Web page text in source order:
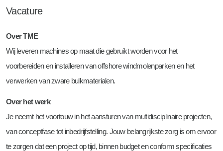
Montage Coördinator
Document Controller
Product Manager TP Covers
Students
Vacature
Over TME
Wij leveren machines op maat die gebruikt worden voor het
voorbereiden en installeren van offshore windmolenparken en het
verwerken van zware bulkmaterialen.
Over het werk
Je neemt het voortouw in het aansturen van multidisciplinaire projecten,
van conceptfase tot inbedrijfstelling. Jouw belangrijkste zorg is om ervoor
te zorgen dat een project op tijd, binnen budget en conform specificaties